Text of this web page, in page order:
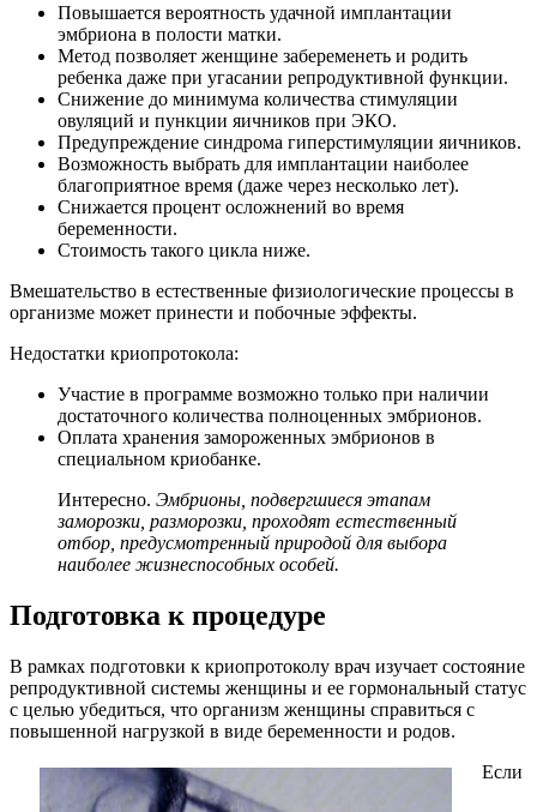
Повышается вероятность удачной имплантации
эмбриона в полости матки.
Метод позволяет женщине забеременеть и родить
ребенка даже при угасании репродуктивной функции.
Снижение до минимума количества стимуляции
овуляций и пункции яичников при ЭКО.
Предупреждение синдрома гиперстимуляции яичников.
Возможность выбрать для имплантации наиболее
благоприятное время (даже через несколько лет).
Снижается процент осложнений во время
беременности.
Стоимость такого цикла ниже.
Вмешательство в естественные физиологические процессы в
организме может принести и побочные эффекты.
Недостатки криопротокола:
Участие в программе возможно только при наличии
достаточного количества полноценных эмбрионов.
Оплата хранения замороженных эмбрионов в
специальном криобанке.
Интересно. Эмбрионы, подвергшиеся этапам
заморозки, разморозки, проходят естественный
отбор, предусмотренный природой для выбора
наиболее жизнеспособных особей.
Подготовка к процедуре
В рамках подготовки к криопротоколу врач изучает состояние
репродуктивной системы женщины и ее гормональный статус
с целью убедиться, что организм женщины справиться с
повышенной нагрузкой в виде беременности и родов.
Если